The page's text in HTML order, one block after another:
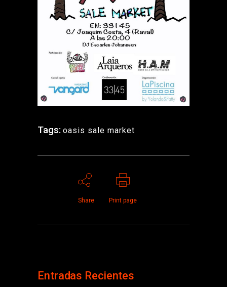
Tags: oasis sale market
Share Print page
Entradas Recientes